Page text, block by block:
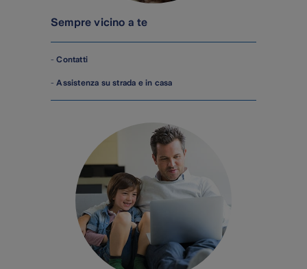
Sempre vicino a te
-Contatti
-Assistenza su strada e in casa